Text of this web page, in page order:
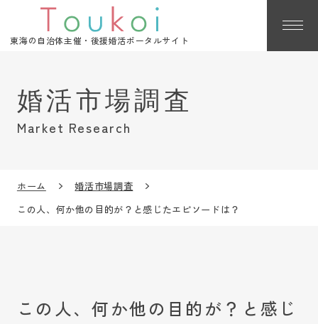
東海の自治体主催・後援婚活ポータルサイト
Market Research
ホーム
婚活市場調査
この人、何か他の目的が？と感じたエピソードは？
この人、何か他の目的が？と感じ